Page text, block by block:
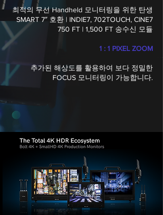
최적의 무선 Handheld 모니터링을 위한 탄생
SMART 7″ 호환 | INDIE7, 702TOUCH, CINE7
750 FT | 1,500 FT 송수신 모듈
1 : 1 PIXEL ZOOM
추가된 해상도를 활용하여 보다 정밀한
FOCUS 모니터링이 가능합니다.